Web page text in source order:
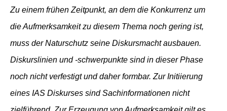
Zu einem frühen Zeitpunkt, an dem die Konkurrenz um
die Aufmerksamkeit zu diesem Thema noch gering ist,
muss der Naturschutz seine Diskursmacht ausbauen.
Diskurslinien und -schwerpunkte sind in dieser Phase
noch nicht verfestigt und daher formbar. Zur Initiierung
eines IAS Diskurses sind Sachinformationen nicht